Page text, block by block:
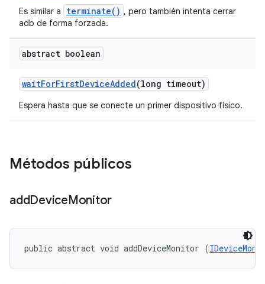
Es similar a terminate() , pero también intenta cerrar
adb de forma forzada.
abstract boolean
waitForFirstDeviceAdded(long timeout)
Espera hasta que se conecte un primer dispositivo físico.
Métodos públicos
addDeviceMonitor
public abstract void addDeviceMonitor (